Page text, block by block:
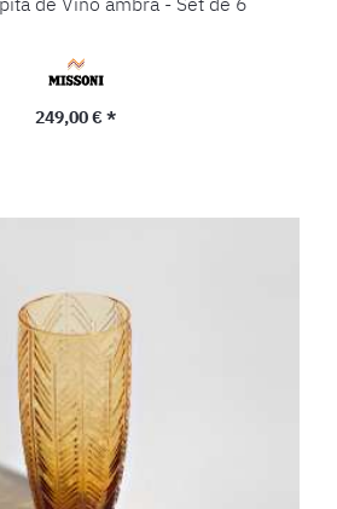
Precio normal:
249,00 € *